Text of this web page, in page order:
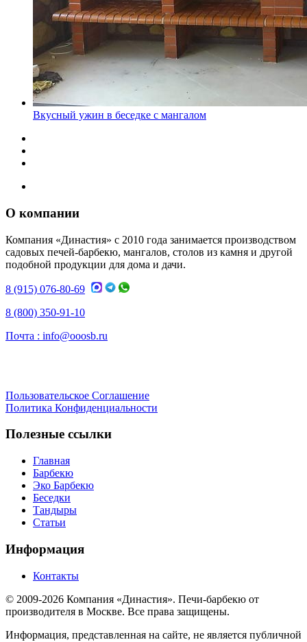
Вкусный ужин в беседке с мангалом
О компании
Компания «Династия» с 2010 года занимается производством
садовых печей-барбекю, мангалов, столов из камня и другой
подобной продукции для дома и дачи.
8 (915) 076-80-69
8 (800) 350-91-10
Почта : info@ooosb.ru
Пользовательское Соглашение
Политика Конфиденциальности
Полезные ссылки
Главная
Барбекю
Эко Барбекю
Беседки
Тандыры
Статьи
Информация
Контакты
© 2009-2026 Компания «Династия». Печи-барбекю от
производителя в Москве. Все права защищены.
Информация, представленная на сайте, не является публичной